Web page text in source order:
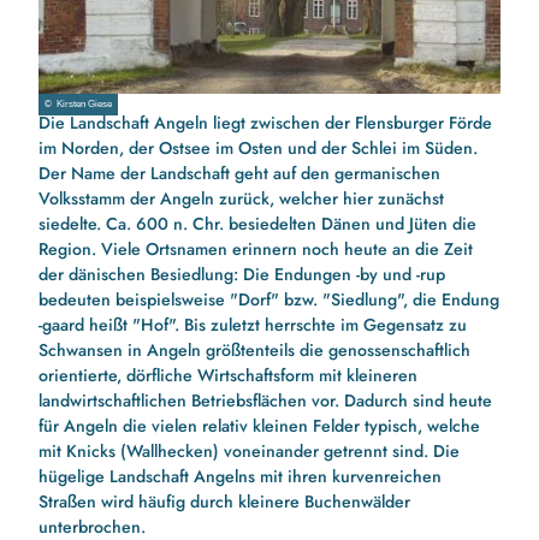
© Kirsten Giese
Die Landschaft Angeln liegt zwischen der Flensburger Förde
im Norden, der Ostsee im Osten und der Schlei im Süden.
Der Name der Landschaft geht auf den germanischen
Volksstamm der Angeln zurück, welcher hier zunächst
siedelte. Ca. 600 n. Chr. besiedelten Dänen und Jüten die
Region. Viele Ortsnamen erinnern noch heute an die Zeit
der dänischen Besiedlung: Die Endungen -by und -rup
bedeuten beispielsweise "Dorf" bzw. "Siedlung", die Endung
-gaard heißt "Hof". Bis zuletzt herrschte im Gegensatz zu
Schwansen in Angeln größtenteils die genossenschaftlich
orientierte, dörfliche Wirtschaftsform mit kleineren
landwirtschaftlichen Betriebsflächen vor. Dadurch sind heute
für Angeln die vielen relativ kleinen Felder typisch, welche
mit Knicks (Wallhecken) voneinander getrennt sind. Die
hügelige Landschaft Angelns mit ihren kurvenreichen
Straßen wird häufig durch kleinere Buchenwälder
unterbrochen.